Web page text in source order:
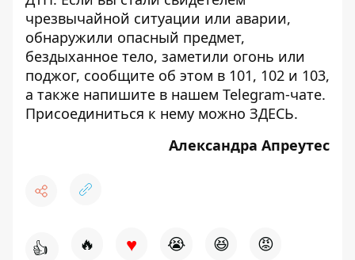
чрезвычайной ситуации или аварии,
обнаружили опасный предмет,
бездыханное тело, заметили огонь или
поджог, сообщите об этом в 101, 102 и 103,
а также напишите в нашем Telegram-чате.
Присоединиться к нему можно ЗДЕСЬ.
Александра Апреутес
👍 🔥 ♥ 😭 😆 😡